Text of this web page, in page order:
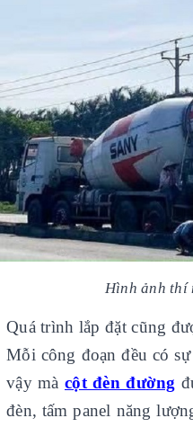
Hình ảnh thí
Quá trình lắp đặt cũng
Mỗi công đoạn đều có
vậy mà cột đèn đường
đèn, tấm panel năng